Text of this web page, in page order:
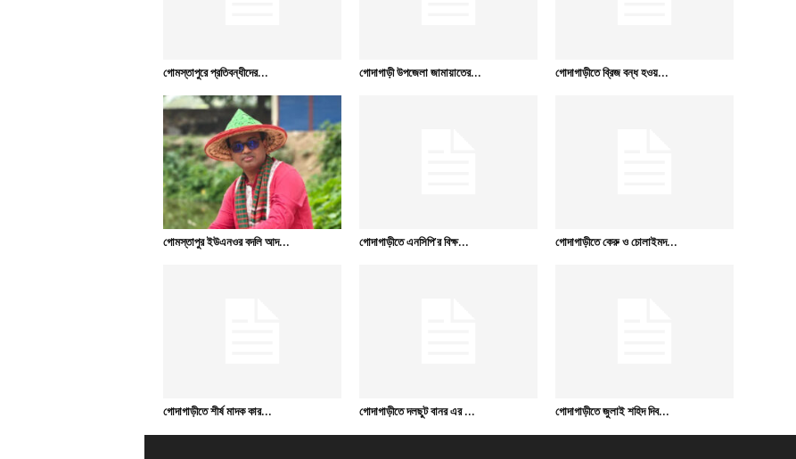
গোমস্তাপুরে প্রতিবন্ধীদের... গোদাগাড়ী উপজেলা জামায়াতের... গোদাগাড়ীতে ব্রিজ বন্ধ হওয়...
গোমস্তাপুর ইউএনওর বদলি আদ... গোদাগাড়ীতে এনসিপি’র বিক্ষ... গোদাগাড়ীতে কেরু ও চোলাইমদ...
গোদাগাড়ীতে শীর্ষ মাদক কার... গোদাগাড়ীতে দলছুট বানর এর ... গোদাগাড়ীতে জুলাই শহিদ দিব...